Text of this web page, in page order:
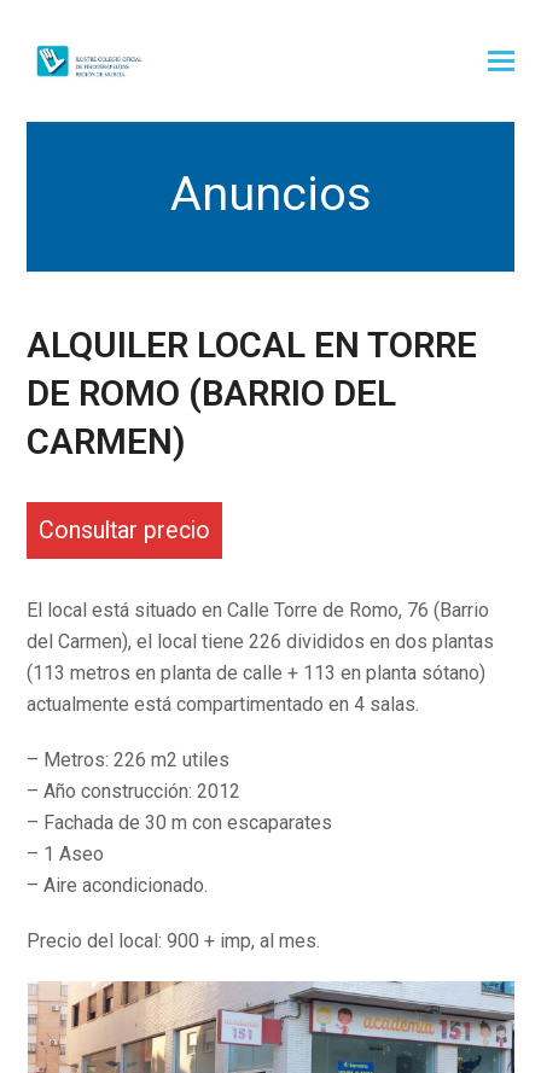
Anuncios
ALQUILER LOCAL EN TORRE
DE ROMO (BARRIO DEL
CARMEN)
Consultar precio
El local está situado en Calle Torre de Romo, 76 (Barrio
del Carmen), el local tiene 226 divididos en dos plantas
(113 metros en planta de calle + 113 en planta sótano)
actualmente está compartimentado en 4 salas.
– Metros: 226 m2 utiles
– Año construcción: 2012
– Fachada de 30 m con escaparates
– 1 Aseo
– Aire acondicionado.
Precio del local: 900 + imp, al mes.